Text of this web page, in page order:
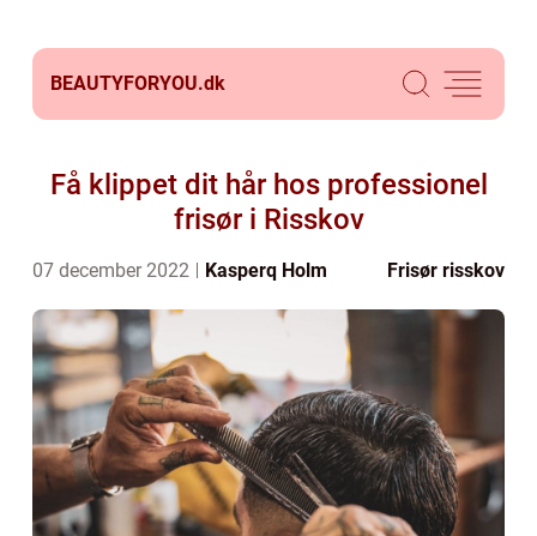
BEAUTYFORYOU.dk
Få klippet dit hår hos professionel
frisør i Risskov
07 december 2022 Kasperq Holm Frisør risskov